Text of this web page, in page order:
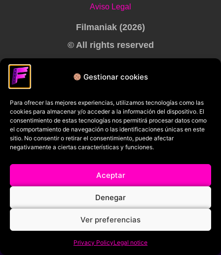
Gestionar cookies
Para ofrecer las mejores experiencias, utilizamos tecnologías como las
cookies para almacenar y/o acceder a la información del dispositivo. El
consentimiento de estas tecnologías nos permitirá procesar datos como
el comportamiento de navegación o las identificaciones únicas en este
sitio. No consentir o retirar el consentimiento, puede afectar
negativamente a ciertas características y funciones.
Aceptar
Denegar
Ver preferencias
Privacy PolicyLegal notice
Aviso Legal
Filmaniak (2026)
© All rights reserved